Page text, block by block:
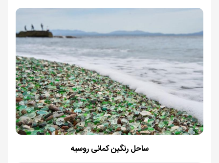
ساحل رنگین کمانی روسیه